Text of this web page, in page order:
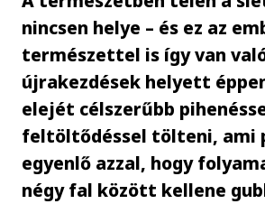
nincsen helye – és ez az
természettel is így van
újrakezdések helyett
elejét célszerűbb
feltöltődéssel tölteni, ami
egyenlő azzal, hogy
négy fal között kellene